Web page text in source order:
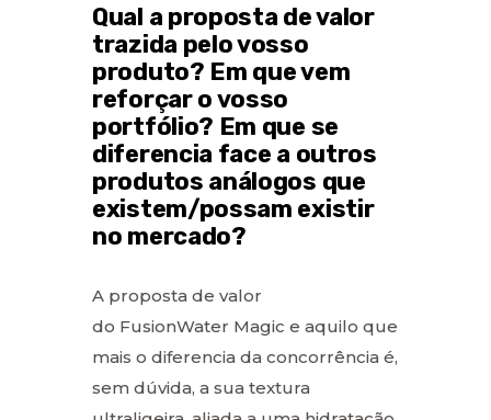
Qual a proposta de valor
trazida pelo vosso
produto? Em que vem
reforçar o vosso
portfólio? Em que se
diferencia face a outros
produtos análogos que
existem/possam existir
no mercado?
A proposta de valor
do FusionWater Magic e aquilo que
mais o diferencia da concorrência é,
sem dúvida, a sua textura